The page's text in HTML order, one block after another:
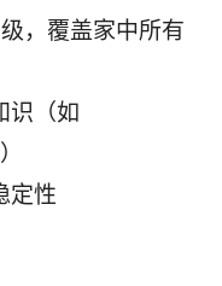
，覆盖家中所有
识（如
定性